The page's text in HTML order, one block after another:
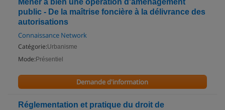
Mener à bien une opération d'aménagement
public - De la maîtrise foncière à la délivrance des
autorisations
Connaissance Network
Catégorie:Urbanisme
Mode: Présentiel
Demande d'information
Réglementation et pratique du droit de